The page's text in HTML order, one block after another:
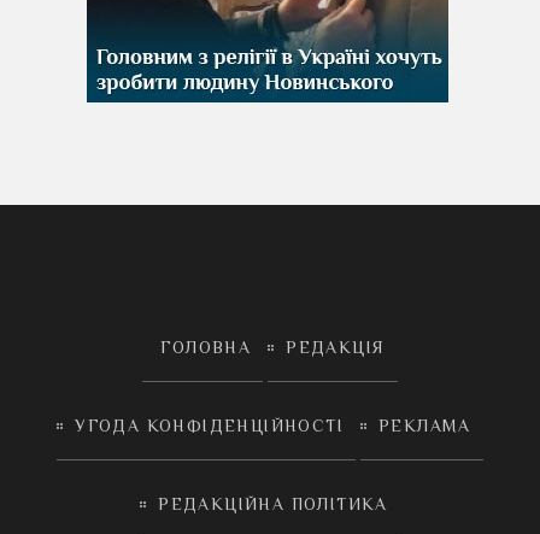
ГОЛОВНА РЕДАКЦІЯ
УГОДА КОНФІДЕНЦІЙНОСТІ РЕКЛАМА
РЕДАКЦІЙНА ПОЛІТИКА